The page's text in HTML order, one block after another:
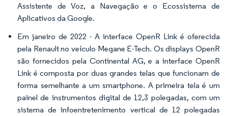
Assistente de Voz, a Navegação e o Ecossistema de
Aplicativos da Google.
Em janeiro de 2022 - A interface OpenR Link é oferecida
pela Renault no veículo Megane E-Tech. Os displays OpenR
são fornecidos pela Continental AG, e a interface OpenR
Link é composta por duas grandes telas que funcionam de
forma semelhante a um smartphone. A primeira tela é um
painel de instrumentos digital de 12,3 polegadas, com um
sistema de infoentretenimento vertical de 12 polegadas